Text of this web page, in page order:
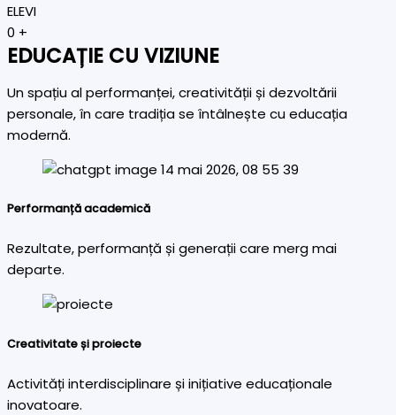
ELEVI
0 +
EDUCAȚIE CU VIZIUNE
Un spațiu al performanței, creativității și dezvoltării
personale, în care tradiția se întâlnește cu educația
modernă.
Performanță academică
Rezultate, performanță și generații care merg mai
departe.
Creativitate și proiecte
Activități interdisciplinare și inițiative educaționale
inovatoare.